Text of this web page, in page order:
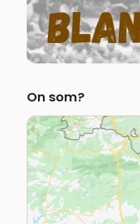
On som?